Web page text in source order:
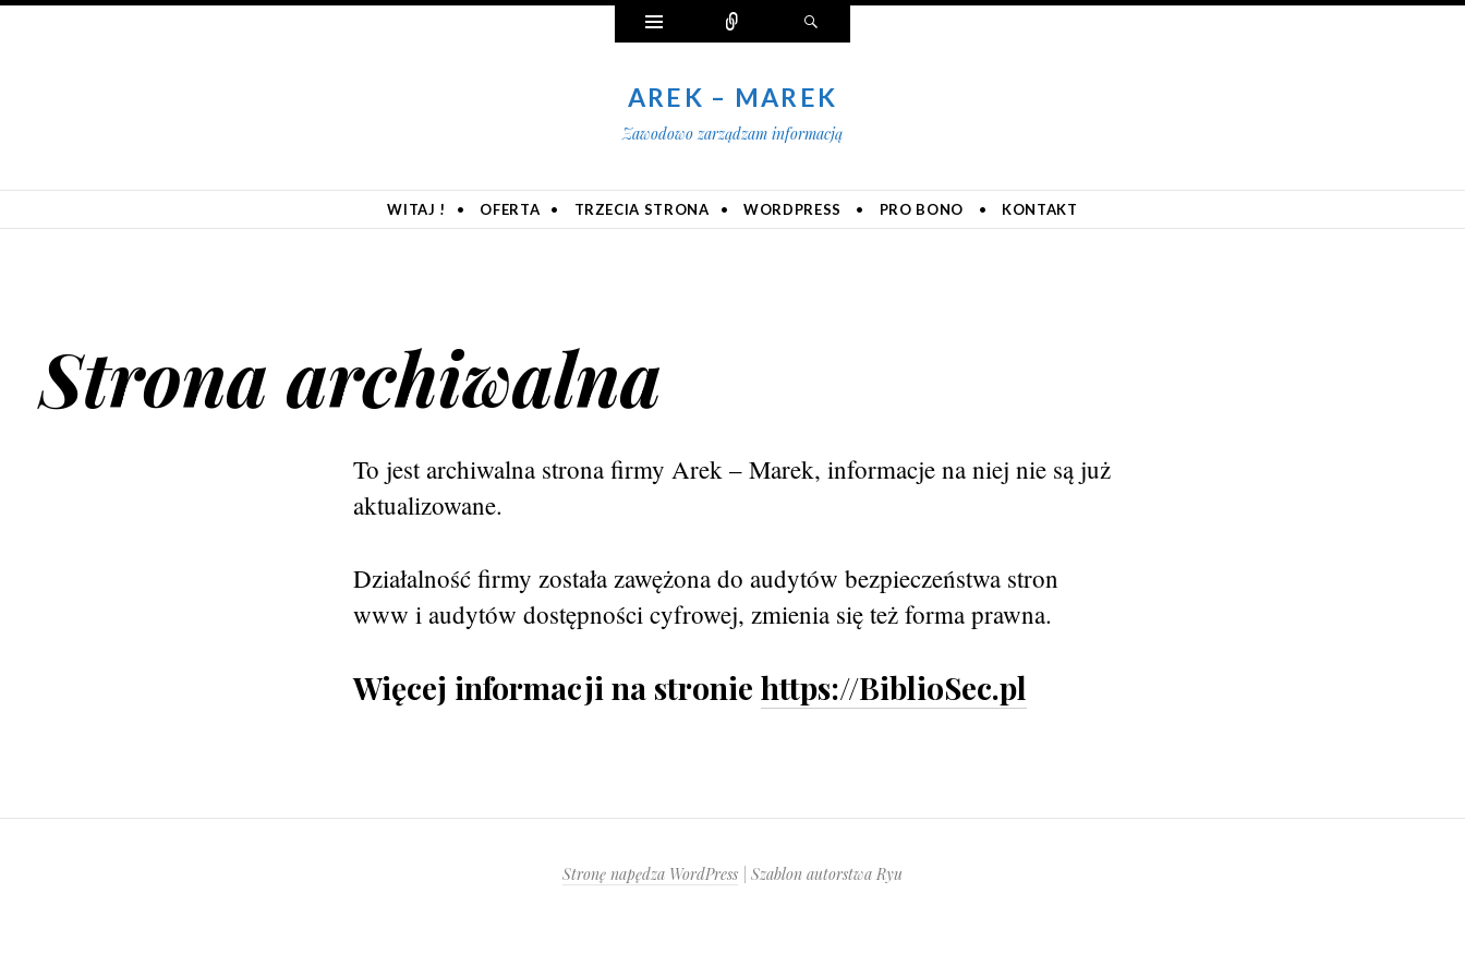
Widgety Połącz
AREK – MAREK
Zawodowo zarządzam informacją
WITAJ ! OFERTA TRZECIA STRONA WORDPRESS PRO BONO KONTAKT
Strona archiwalna
To jest archiwalna strona firmy Arek – Marek, informacje na niej nie są już
aktualizowane.
Działalność firmy została zawężona do audytów bezpieczeństwa stron
www i audytów dostępności cyfrowej, zmienia się też forma prawna.
Więcej informacji na stronie https://BiblioSec.pl
Stronę napędza WordPress Szablon autorstwa Ryu